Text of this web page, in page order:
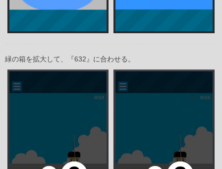
緑の箱を拡大して、『632』に合わせる。